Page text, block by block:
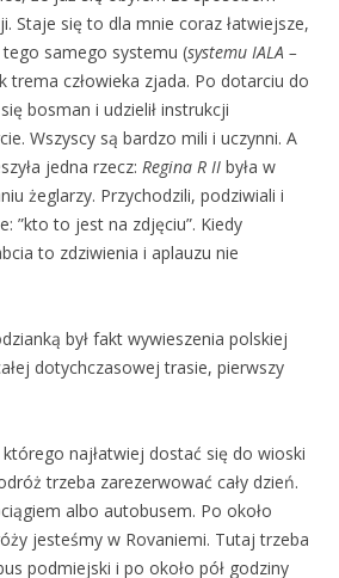
Staje się to dla mnie coraz łatwiejsze,
samego systemu (systemu IALA –
trema człowieka zjada. Po dotarciu do
bosman i udzielił instrukcji
Wszyscy są bardzo mili i uczynni. A
jedna rzecz: Regina R II była w
żeglarzy. Przychodzili, podziwiali i
”kto to jest na zdjęciu”. Kiedy
to zdziwienia i aplauzu nie
był fakt wywieszenia polskiej
dotychczasowej trasie, pierwszy
najłatwiej dostać się do wioski
trzeba zarezerwować cały dzień.
albo autobusem. Po około
jesteśmy w Rovaniemi. Tutaj trzeba
podmiejski i po około pół godziny